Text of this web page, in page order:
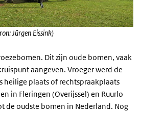
Jürgen Eissink)
Dit zijn oude bomen, vaak
aangeven. Vroeger werd de
heilige plaats of rechtspraakplaats
in Fleringen (Overijssel) en Ruurlo
de oudste bomen in Nederland. Nog